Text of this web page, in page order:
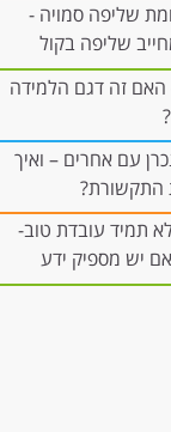
שליפה סמויה -
שליפה בקול
להיות "בתוך
זה דגם הלמידה
עם אחרים – ואיך
התקשורת?
תמיד עובדת טוב-
יש מספיק ידע